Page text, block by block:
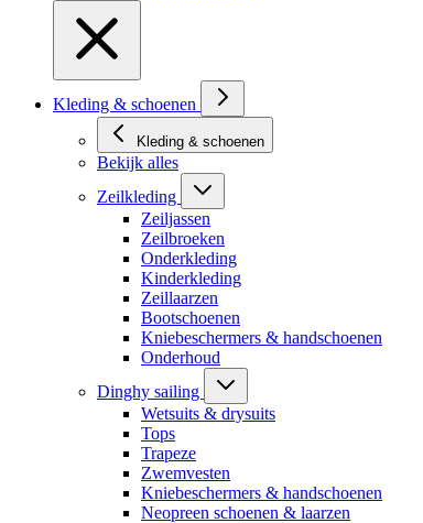
Kleding & schoenen
Kleding & schoenen
Bekijk alles
Zeilkleding
Zeiljassen
Zeilbroeken
Onderkleding
Kinderkleding
Zeillaarzen
Bootschoenen
Kniebeschermers & handschoenen
Onderhoud
Dinghy sailing
Wetsuits & drysuits
Tops
Trapeze
Zwemvesten
Kniebeschermers & handschoenen
Neopreen schoenen & laarzen